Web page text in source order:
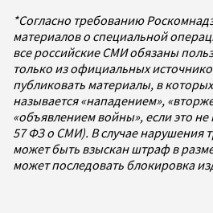
*Согласно требованию
материалов о специальной
все российские СМИ обязаны
только из официальных
публиковать материалы, в
называется «нападением»,
«объявлением войны», если это не
57 ФЗ о СМИ). В случае нарушения
может быть взыскан штраф в
может последовать блокировка